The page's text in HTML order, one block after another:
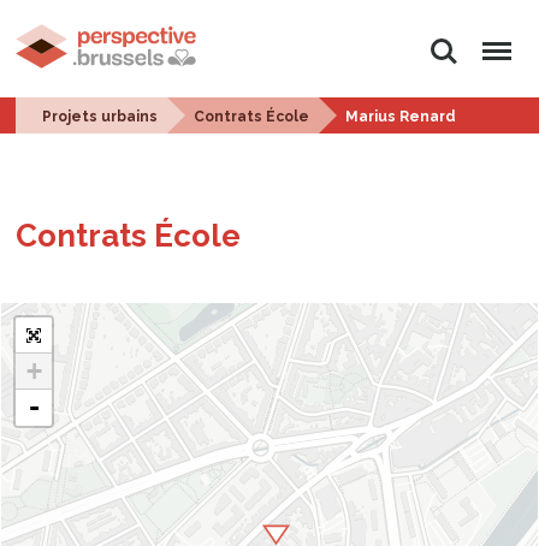
Rechercher
Menu
Projets urbains Contrats École Marius Renard
Contrats École
+
-